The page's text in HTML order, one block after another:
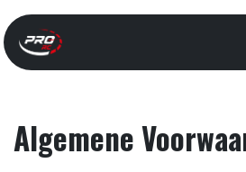
Overslaan naar inhoud
Algemene